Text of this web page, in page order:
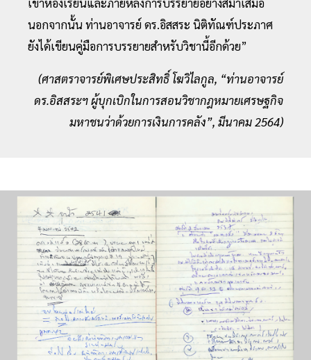
นอกจากนั้น ท่านอาจารย์ ดร.อิสสระ นิติทัณฑ์ประภาศ
ยังได้เขียนคู่มือการบรรยายสำหรับวิชานี้อีกด้วย”
(ศาสตราจารย์พิเศษประสิทธิ์ โฆวิไลกูล, “ท่านอาจารย์
ดร.อิสสระฯ ผู้บุกเบิกในการสอนวิชากฎหมายเศรษฐกิจ
มหาชนว่าด้วยการเงินการคลัง”, มีนาคม 2564)